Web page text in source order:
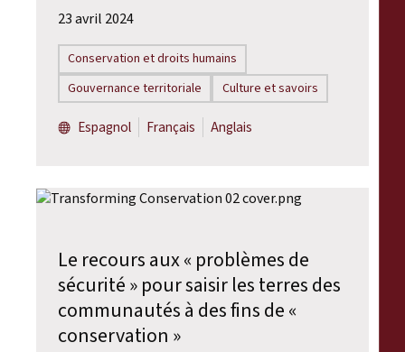
23 avril 2024
Conservation et droits humains
Gouvernance territoriale
Culture et savoirs
Espagnol Français Anglais
Le recours aux « problèmes de
sécurité » pour saisir les terres des
communautés à des fins de «
conservation »